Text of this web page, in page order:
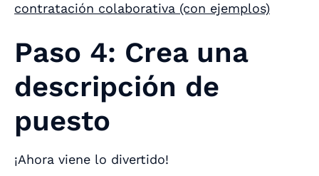
contratación colaborativa (con ejemplos)
Paso 4: Crea una
descripción de
puesto
¡Ahora viene lo divertido!